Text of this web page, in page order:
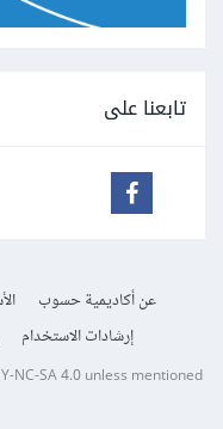
تابعنا على
عن أكاديمية حسوب
إرشادات الاستخدام
NC-SA 4.0unless mentioned